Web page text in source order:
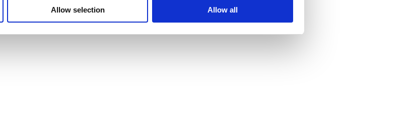
Allow selection Allow all